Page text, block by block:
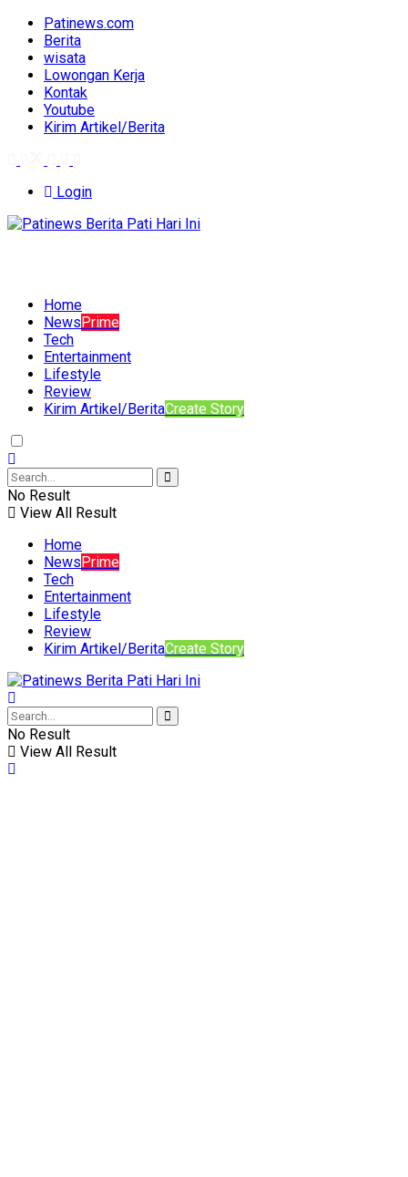
Patinews.com
Berita
wisata
Lowongan Kerja
Kontak
Youtube
Kirim Artikel/Berita
Login
Home
NewsPrime
Tech
Entertainment
Lifestyle
Review
Kirim Artikel/BeritaCreate Story
No Result
View All Result
Home
NewsPrime
Tech
Entertainment
Lifestyle
Review
Kirim Artikel/BeritaCreate Story
No Result
View All Result